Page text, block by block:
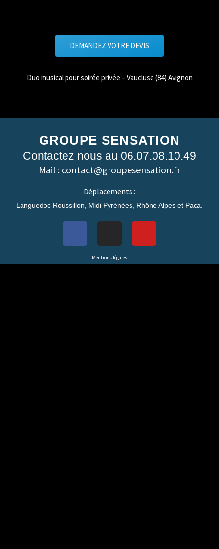
DEMANDEZ VOTRE DEVIS
Duo musical pour soirée privée – Vaucluse (84) Avignon
GROUPE SENSATION
Contactez nous au 06.07.08.10.49
Mail : contact@groupesensation.fr
Déplacements :
Languedoc Roussillon, Midi Pyrénées, Rhône Alpes et Paca.
Mentions légales